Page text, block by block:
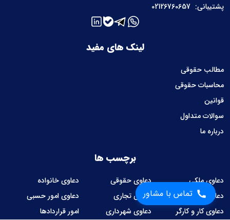
تماس با مشاور
لینک های مفید
مطالب حقوقی
محاسبات حقوقی
قوانین
سوالات متداول
درباره ما
برچسب ها
دعاوی ملکی دعاوی حقوقی
دعاوی خانواده
دعاوی کیفری
دعاوی تجاری
دعاوی امور حسبی
دعاوی کار و کارگر
دعاوی شهرداری امور قراردادها
پشتیبانی: 02126760657